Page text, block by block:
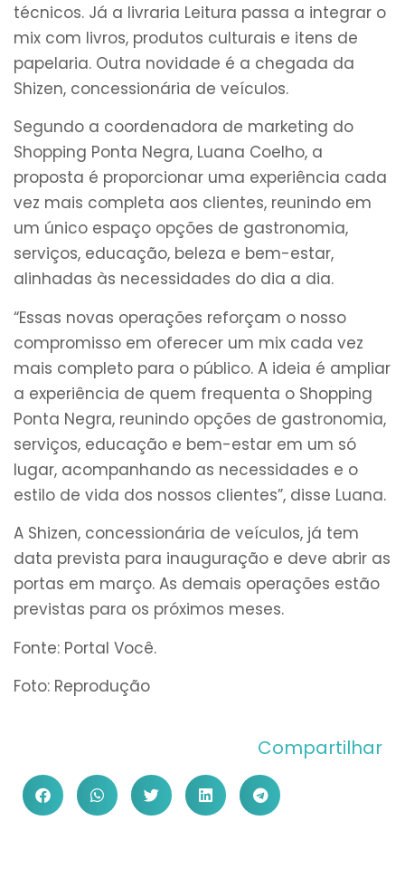
técnicos. Já a livraria Leitura passa a integrar o
mix com livros, produtos culturais e itens de
papelaria. Outra novidade é a chegada da
Shizen, concessionária de veículos.
Segundo a coordenadora de marketing do
Shopping Ponta Negra, Luana Coelho, a
proposta é proporcionar uma experiência cada
vez mais completa aos clientes, reunindo em
um único espaço opções de gastronomia,
serviços, educação, beleza e bem-estar,
alinhadas às necessidades do dia a dia.
“Essas novas operações reforçam o nosso
compromisso em oferecer um mix cada vez
mais completo para o público. A ideia é ampliar
a experiência de quem frequenta o Shopping
Ponta Negra, reunindo opções de gastronomia,
serviços, educação e bem-estar em um só
lugar, acompanhando as necessidades e o
estilo de vida dos nossos clientes”, disse Luana.
A Shizen, concessionária de veículos, já tem
data prevista para inauguração e deve abrir as
portas em março. As demais operações estão
previstas para os próximos meses.
Fonte: Portal Você.
Foto: Reprodução
Compartilhar